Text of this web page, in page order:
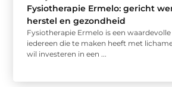
Fysiotherapie Ermelo: gericht
herstel en gezondheid
Fysiotherapie Ermelo is een
iedereen die te maken heeft met
wil investeren in een ...